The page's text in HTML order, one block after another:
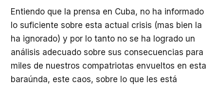
Entiendo que la prensa en Cuba, no ha informado
lo suficiente sobre esta actual crisis (mas bien la
ha ignorado) y por lo tanto no se ha logrado un
análisis adecuado sobre sus consecuencias para
miles de nuestros compatriotas envueltos en esta
baraúnda, este caos, sobre lo que les está